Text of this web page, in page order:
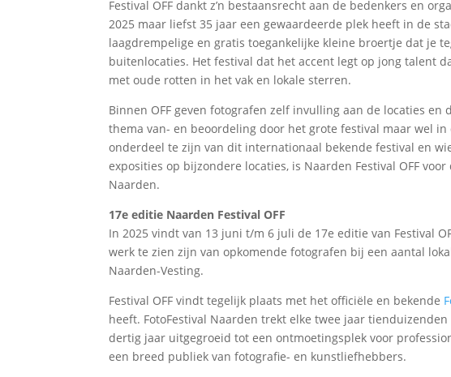
Festival OFF dankt z’n bestaansrecht aan de bedenkers en
2025 maar liefst 35 jaar een gewaardeerde plek heeft in de
laagdrempelige en gratis toegankelijke kleine broertje dat je
buitenlocaties. Het festival dat het accent legt op jong talent
met oude rotten in het vak en lokale sterren.
Binnen OFF geven fotografen zelf invulling aan de locaties
thema van- en beoordeling door het grote festival maar wel
onderdeel te zijn van dit internationaal bekende festival en
exposities op bijzondere locaties, is Naarden Festival OFF
Naarden.
17e editie Naarden Festival OFF
In 2025 vindt van 13 juni t/m 6 juli de 17e editie van Festival
werk te zien zijn van opkomende fotografen bij een aantal
Naarden-Vesting.
Festival OFF vindt tegelijk plaats met het officiële en bekende
heeft. FotoFestival Naarden trekt elke twee jaar
dertig jaar uitgegroeid tot een ontmoetingsplek voor
een breed publiek van fotografie- en kunstliefhebbers.